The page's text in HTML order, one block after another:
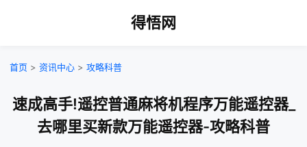
得悟网
首页 > 资讯中心 > 攻略科普
速成高手!遥控普通麻将机程序万能遥控器_
去哪里买新款万能遥控器-攻略科普